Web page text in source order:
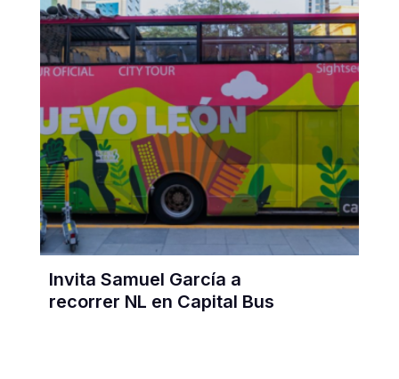
Invita Samuel García a
recorrer NL en Capital Bus